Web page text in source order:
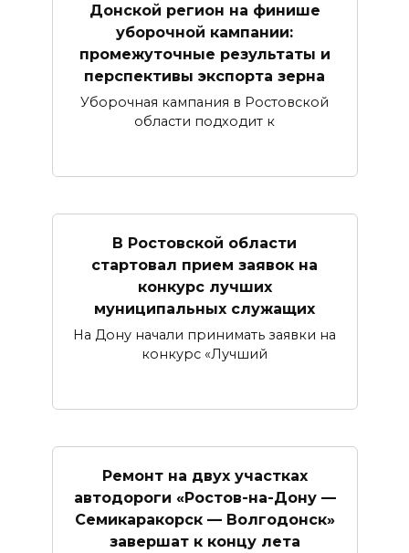
Донской регион на финише
уборочной кампании:
промежуточные результаты и
перспективы экспорта зерна
Уборочная кампания в Ростовской
области подходит к
В Ростовской области
стартовал прием заявок на
конкурс лучших
муниципальных служащих
На Дону начали принимать заявки на
конкурс «Лучший
Ремонт на двух участках
автодороги «Ростов-на-Дону —
Семикаракорск — Волгодонск»
завершат к концу лета